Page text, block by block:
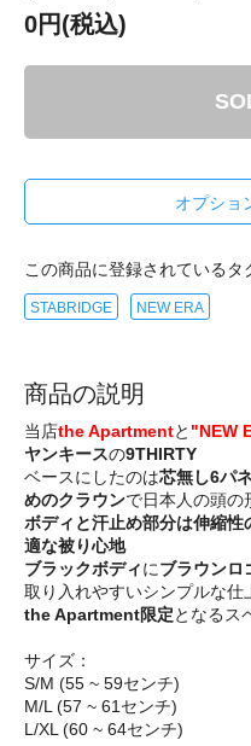
0円(税込)
オプショ
この商品に登録されているタ
STABRIDGE NEW ERA
商品の説明
当店the Apartmentと "NEW
ヤンキースの9THIRTY
ベースにしたのは芯無し6パ
めのクラウンで日本人の頭の
ボディと汗止め部分は伸縮
適な被り心地
ブラックボディにブラウンロ
取り入れやすいシンプルな仕
the Apartment限定となるス
サイズ：
S/M (55 ~ 59センチ)
M/L (57 ~ 61センチ)
L/XL (60 ~ 64センチ)